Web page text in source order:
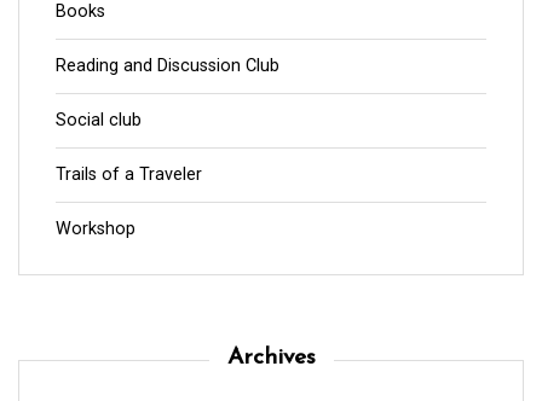
Books
Reading and Discussion Club
Social club
Trails of a Traveler
Workshop
Archives